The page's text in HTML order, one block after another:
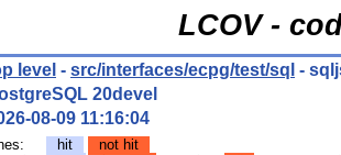
LCOV -
level - src/interfaces/ecpg/test/sql -
20devel
08-09 11:16:04
hit
not hit